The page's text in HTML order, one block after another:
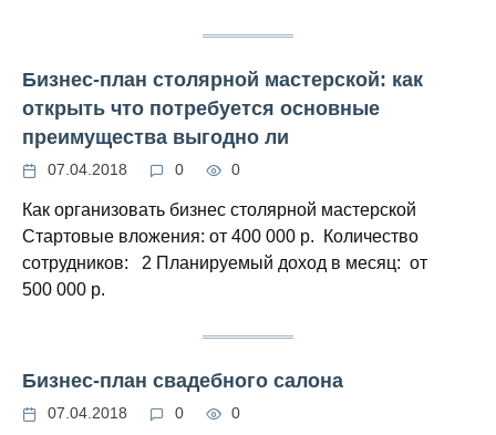
Бизнес-план столярной мастерской: как
открыть что потребуется основные
преимущества выгодно ли
07.04.2018 0 0
Как организовать бизнес столярной мастерской
Стартовые вложения: от 400 000 р. Количество
сотрудников: 2 Планируемый доход в месяц: от
500 000 р.
Бизнес-план свадебного салона
07.04.2018 0 0